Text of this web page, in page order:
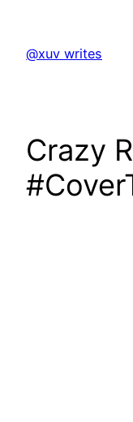
content
@xuv writes
Crazy